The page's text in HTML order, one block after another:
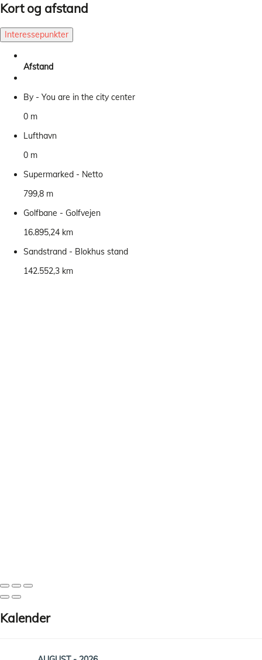
Kort og afstand
Interessepunkter
Afstand
By - You are in the city center
0 m
Lufthavn
0 m
Supermarked - Netto
799,8 m
Golfbane - Golfvejen
16.895,24 km
Sandstrand - Blokhus stand
142.552,3 km
Kalender